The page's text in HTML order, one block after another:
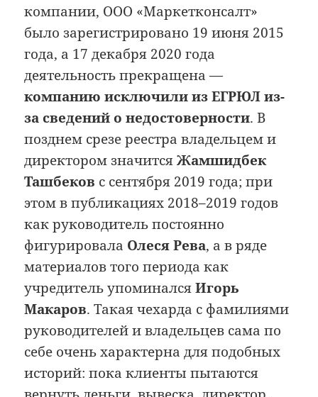
компании, ООО «Маркетконсалт»
было зарегистрировано 19 июня 2015
года, а 17 декабря 2020 года
деятельность прекращена —
компанию исключили из ЕГРЮЛ из-
за сведений о недостоверности. В
позднем срезе реестра владельцем и
директором значитсяЖамшидбек
Ташбеков с сентября 2019 года; при
этом в публикациях 2018–2019 годов
как руководитель постоянно
фигурировала Олеся Рева, а в ряде
материалов того периода как
учредитель упоминалсяИгорь
Макаров. Такая чехарда с фамилиями
руководителей и владельцев сама по
себе очень характерна для подобных
историй: пока клиенты пытаются